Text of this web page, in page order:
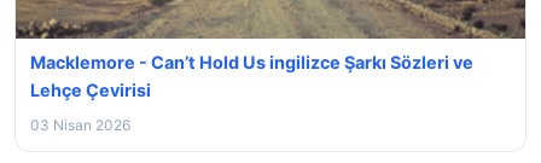
Macklemore - Can’t Hold Us ingilizce Şarkı Sözleri ve
Lehçe Çevirisi
03 Nisan 2026